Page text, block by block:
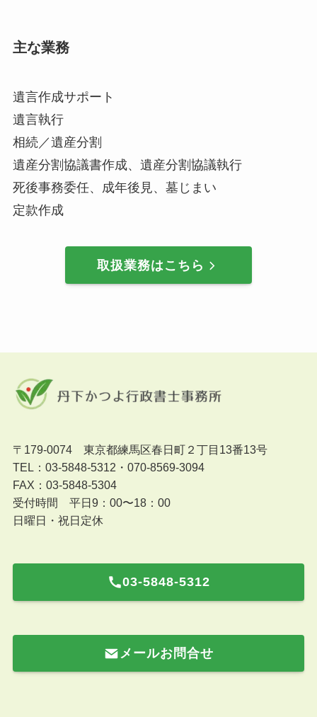
主な業務
遺言作成サポート
遺言執行
相続／遺産分割
遺産分割協議書作成、遺産分割協議執行
死後事務委任、成年後見、墓じまい
定款作成
取扱業務はこちら
〒179-0074 東京都練馬区春日町２丁目13番13号
TEL：03-5848-5312・070-8569-3094
FAX：03-5848-5304
受付時間 平日9：00〜18：00
日曜日・祝日定休
03-5848-5312
メールお問合せ